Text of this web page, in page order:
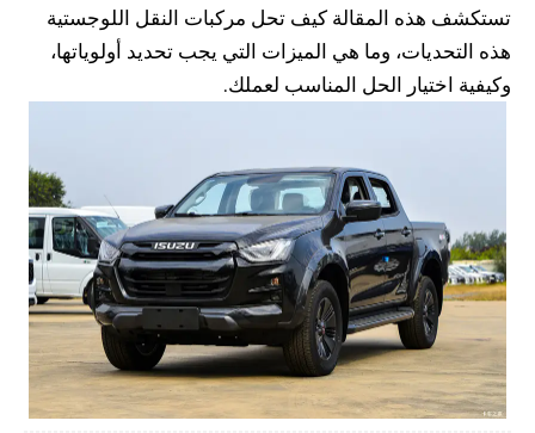
تستكشف هذه المقالة كيف تحل مركبات النقل اللوجستية
هذه التحديات، وما هي الميزات التي يجب تحديد أولوياتها،
وكيفية اختيار الحل المناسب لعملك.